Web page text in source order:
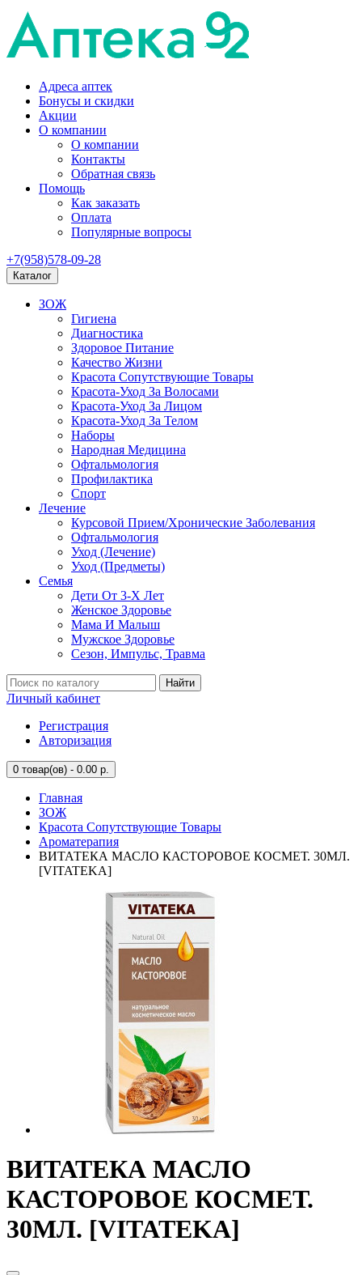
Адреса аптек
Бонусы и скидки
Акции
О компании
О компании
Контакты
Обратная связь
Помощь
Как заказать
Оплата
Популярные вопросы
+7(958)578-09-28
Каталог
ЗОЖ
Гигиена
Диагностика
Здоровое Питание
Качество Жизни
Красота Сопутствующие Товары
Красота-Уход За Волосами
Красота-Уход За Лицом
Красота-Уход За Телом
Наборы
Народная Медицина
Офтальмология
Профилактика
Спорт
Лечение
Курсовой Прием/Хронические Заболевания
Офтальмология
Уход (Лечение)
Уход (Предметы)
Семья
Дети От 3-Х Лет
Женское Здоровье
Мама И Малыш
Мужское Здоровье
Сезон, Импульс, Травма
Найти
Личный кабинет
Регистрация
Авторизация
0 товар(ов) - 0.00 р.
Главная
ЗОЖ
Красота Сопутствующие Товары
Ароматерапия
ВИТАТЕКА МАСЛО КАСТОРОВОЕ КОСМЕТ. 30МЛ.
[VITATEKA]
ВИТАТЕКА МАСЛО
КАСТОРОВОЕ КОСМЕТ.
30МЛ. [VITATEKA]